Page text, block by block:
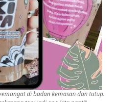
di badan kemasan dan tutup.